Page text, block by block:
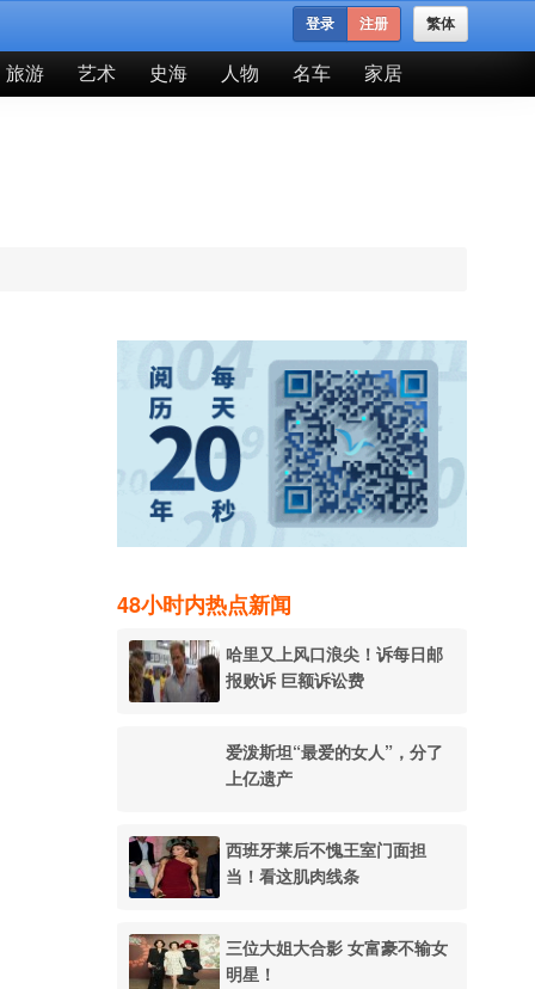
繁体
登录 注册
旅游 艺术 史海 人物 名车 家居
48小时内热点新闻
哈里又上风口浪尖！诉每日邮
报败诉 巨额诉讼费
爱泼斯坦“最爱的女人”，分了
上亿遗产
西班牙莱后不愧王室门面担
当！看这肌肉线条
三位大姐大合影 女富豪不输女
明星！